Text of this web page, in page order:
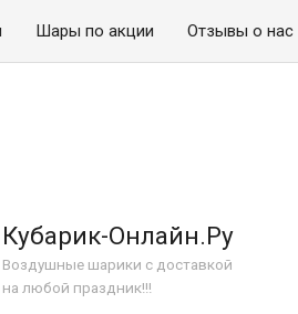
Шары по акции Отзывы о нас
Кубарик-Онлайн.Ру
Воздушные шарики с доставкой
на любой праздник!!!